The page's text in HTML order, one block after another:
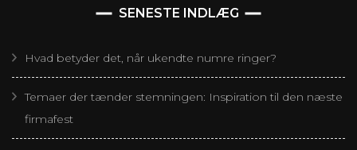
SENESTE INDLÆG
Hvad betyder det, når ukendte numre ringer?
Temaer der tænder stemningen: Inspiration til den næste
firmafest